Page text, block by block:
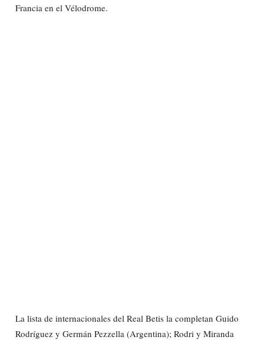
Francia en el Vélodrome.
La lista de internacionales del Real Betis la completan Guido
Rodríguez y Germán Pezzella (Argentina); Rodri y Miranda